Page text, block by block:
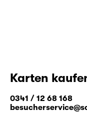
Karten
0341 / 12 68 168